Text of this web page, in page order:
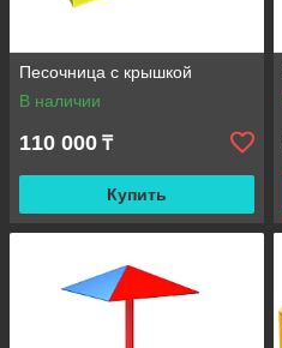
Песочница с крышкой
В наличии
110 000 ₸
Купить